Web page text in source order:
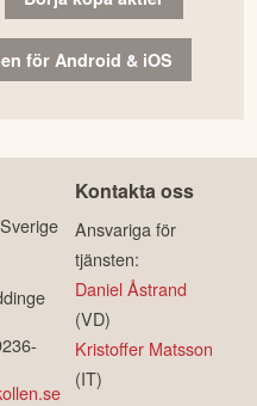
för Android & iOS
Kontakta oss
Ansvariga för
tjänsten:
Daniel Åstrand
(VD)
Kristoffer Matsson
(IT)